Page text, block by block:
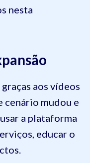
nesta
aos vídeos
cenário mudou e
a plataforma
educar o